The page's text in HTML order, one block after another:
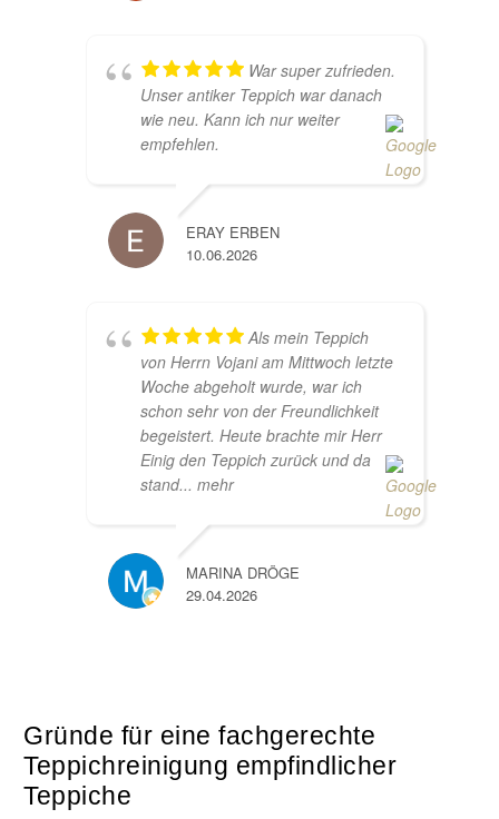
War super zufrieden.
Unser antiker Teppich war danach
wie neu. Kann ich nur weiter
empfehlen.
ERAY ERBEN
10.06.2026
Als mein Teppich
von Herrn Vojani am Mittwoch letzte
Woche abgeholt wurde, war ich
schon sehr von der Freundlichkeit
begeistert. Heute brachte mir Herr
Einig den Teppich zurück und da
stand... mehr
MARINA DRÖGE
29.04.2026
Gründe für eine fachgerechte
Teppichreinigung empfindlicher
Teppiche